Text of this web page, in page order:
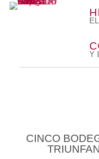
Y
CINCO